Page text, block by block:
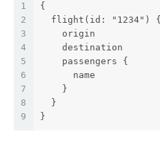
1
2
3
4
5
6
7
8
9
{
  flight(id: "1234") {
    origin
    destination
    passengers {
      name
    }
  }
}